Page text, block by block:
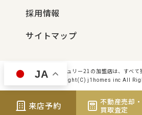
採用情報
サイトマップ
センチュリー21の加盟店は、すべ
Copyright(C) j1homes inc All
来店予約
不動産売却・
買取査定
JA